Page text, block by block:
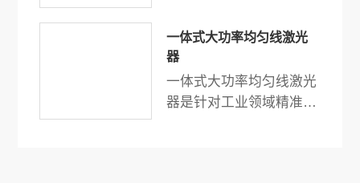
500mW。结构紧凑，高
指向性，高可靠性能，静
电保护，过热保护，超过
300 多种鲍威尔棱镜，满
一体式大功率均匀线激光
器
一体式大功率均匀线激光
器是针对工业领域精准扫